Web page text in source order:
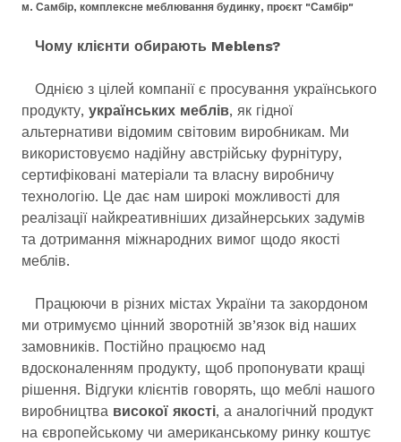
м. Самбір, комплексне меблювання будинку, проєкт "Самбір"
Чому клієнти обирають Meblens?
Однією з цілей компанії є просування українського
продукту, українських меблів, як гідної
альтернативи відомим світовим виробникам. Ми
використовуємо надійну австрійську фурнітуру,
сертифіковані матеріали та власну виробничу
технологію. Це дає нам широкі можливості для
реалізації найкреативніших дизайнерських задумів
та дотримання міжнародних вимог щодо якості
меблів.
Працюючи в різних містах України та закордоном
ми отримуємо цінний зворотній зв’язок від наших
замовників. Постійно працюємо над
вдосконаленням продукту, щоб пропонувати кращі
рішення. Відгуки клієнтів говорять, що меблі нашого
виробництва високої якості, а аналогічний продукт
на європейському чи американському ринку коштує